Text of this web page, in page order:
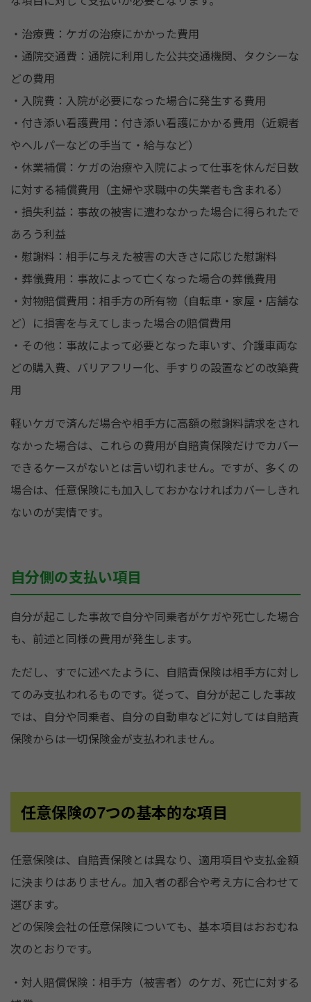
・治療費：ケガの治療にかかった費用
・通院交通費：通院に利用した公共交通機関、タクシーな
どの費用
・入院費：入院が必要になった場合に発生する費用
・付き添い看護費用：付き添い看護にかかる費用（近親者
やヘルパーなどの手当て・給与など）
・休業補償：ケガの治療や入院によって仕事を休んだ日数
に対する補償費用（主婦や求職中の失業者も含まれる）
・損失利益：事故の被害に遭わなかった場合に得られたで
あろう利益
・慰謝料：相手に与えた被害の大きさに応じた慰謝料
・葬儀費用：事故によって亡くなった場合の葬儀費用
・対物賠償費用：相手方の所有物（自転車・家屋・店舗な
ど）に損害を与えてしまった場合の賠償費用
・その他：事故によって必要となった車いす、介護車両な
どの購入費、バリアフリー化、手すりの設置などの改築費
用
軽いケガで済んだ場合や相手方に高額の慰謝料請求をされ
なかった場合は、これらの費用が自賠責保険だけでカバー
できるケースがないとは言い切れません。ですが、多くの
場合は、任意保険にも加入しておかなければカバーしきれ
ないのが実情です。
自分側の支払い項目
自分が起こした事故で自分や同乗者がケガや死亡した場合
も、前述と同様の費用が発生します。
ただし、すでに述べたように、自賠責保険は相手方に対し
てのみ支払われるものです。従って、自分が起こした事故
では、自分や同乗者、自分の自動車などに対しては自賠責
保険からは一切保険金が支払われません。
任意保険の7つの基本的な項目
任意保険は、自賠責保険とは異なり、適用項目や支払金額
に決まりはありません。加入者の都合や考え方に合わせて
選びます。
どの保険会社の任意保険についても、基本項目はおおむね
次のとおりです。
・対人賠償保険：相手方（被害者）のケガ、死亡に対する